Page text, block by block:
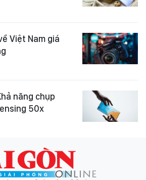
Việt Nam giá
năng chụp
50x